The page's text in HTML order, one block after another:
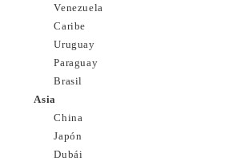
Venezuela
Caribe
Uruguay
Paraguay
Brasil
Asia
China
Japón
Dubái